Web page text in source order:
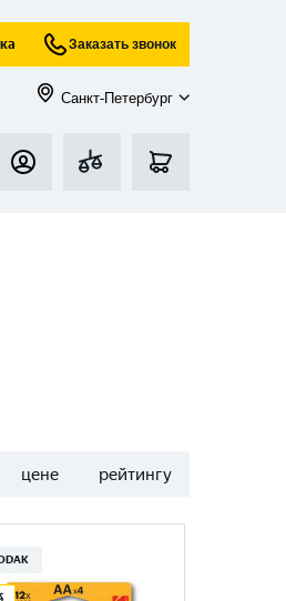
Заказать звонок
Санкт-Петербург
цене рейтингу